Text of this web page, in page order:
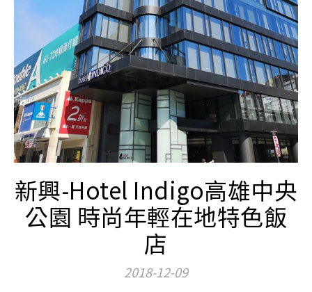
新興-Hotel Indigo高雄中央
公園 時尚年輕在地特色飯
店
2018-12-09